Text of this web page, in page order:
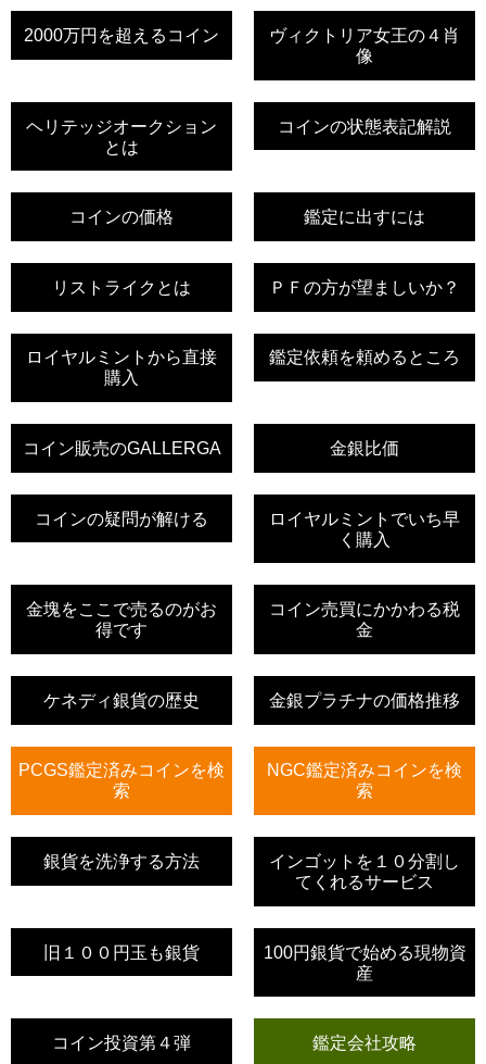
2000万円を超えるコイン
ヴィクトリア女王の４肖
像
ヘリテッジオークション
とは
コインの状態表記解説
コインの価格 鑑定に出すには
リストライクとは ＰＦの方が望ましいか？
ロイヤルミントから直接
購入
鑑定依頼を頼めるところ
コイン販売のGALLERGA 金銀比価
コインの疑問が解ける
ロイヤルミントでいち早
く購入
金塊をここで売るのがお
得です
コイン売買にかかわる税
金
ケネディ銀貨の歴史 金銀プラチナの価格推移
PCGS鑑定済みコインを検
索
NGC鑑定済みコインを検
索
銀貨を洗浄する方法
インゴットを１０分割し
てくれるサービス
旧１００円玉も銀貨
100円銀貨で始める現物資
産
コイン投資第４弾 鑑定会社攻略